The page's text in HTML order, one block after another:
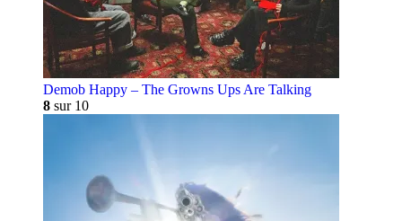
Demob Happy – The Growns Ups Are Talking
8 sur 10